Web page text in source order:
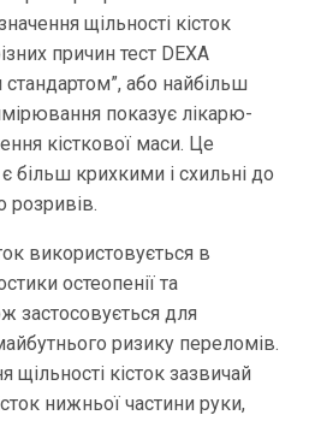
щільності кісток
причин тест DEXA
або найбільш
показує лікарю-
кісткової маси. Це
більш крихкими і схильні до
розривів.
використовується в
остеопенії та
застосовується для
ризику переломів.
щільності кісток зазвичай
нижньої частини руки,